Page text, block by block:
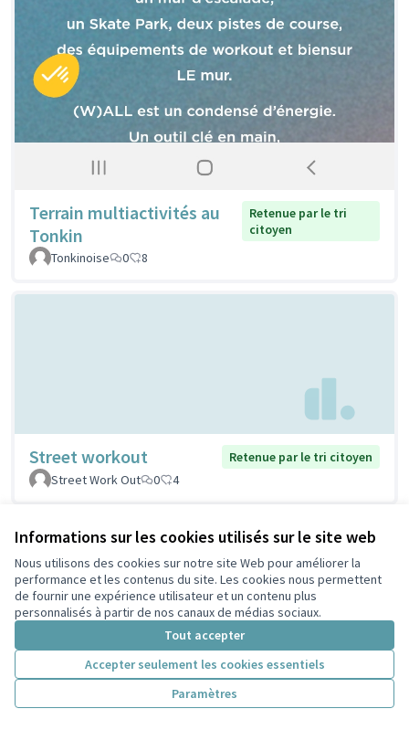
Informations sur les cookies utilisés sur le site web
Nous utilisons des cookies sur notre site Web pour améliorer la
performance et les contenus du site. Les cookies nous permettent
de fournir une expérience utilisateur et un contenu plus
personnalisés à partir de nos canaux de médias sociaux.
Tout accepter
Accepter seulement les cookies essentiels
Paramètres
Terrain multiactivités au
Tonkin
Retenue par le tri
citoyen
Tonkinoise
0 8
Street workout
Retenue par le tri citoyen
Street Work Out
0 4
Stations de réparation
vélos
Retenue par le tri